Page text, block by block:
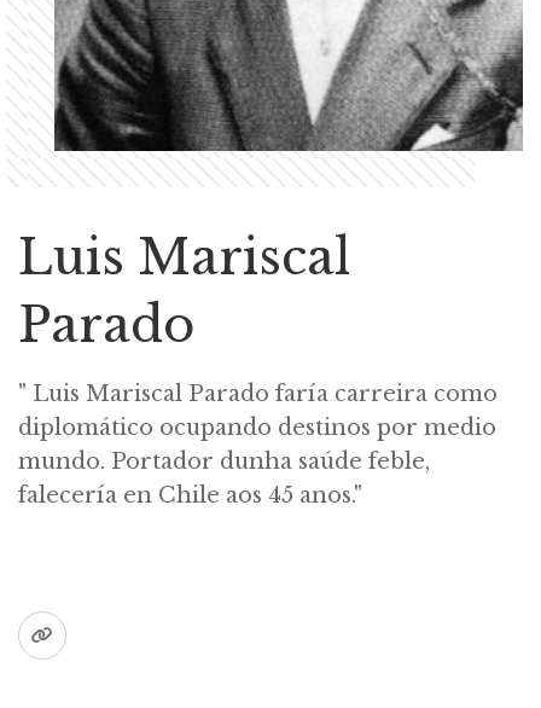
Luis Mariscal
Parado
" Luis Mariscal Parado faría carreira como
diplomático ocupando destinos por medio
mundo. Portador dunha saúde feble,
falecería en Chile aos 45 anos."